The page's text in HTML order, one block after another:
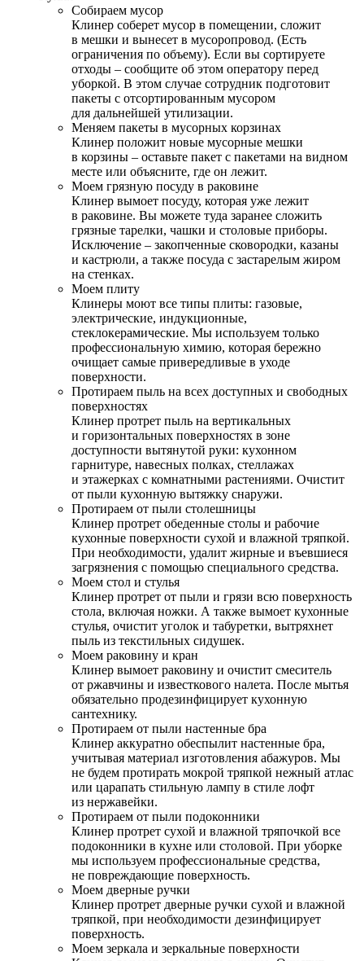
Собираем мусор
Клинер соберет мусор в помещении, сложит
в мешки и вынесет в мусоропровод. (Есть
ограничения по объему). Если вы сортируете
отходы – сообщите об этом оператору перед
уборкой. В этом случае сотрудник подготовит
пакеты с отсортированным мусором
для дальнейшей утилизации.
Меняем пакеты в мусорных корзинах
Клинер положит новые мусорные мешки
в корзины – оставьте пакет с пакетами на видном
месте или объясните, где он лежит.
Моем грязную посуду в раковине
Клинер вымоет посуду, которая уже лежит
в раковине. Вы можете туда заранее сложить
грязные тарелки, чашки и столовые приборы.
Исключение – закопченные сковородки, казаны
и кастрюли, а также посуда с застарелым жиром
на стенках.
Моем плиту
Клинеры моют все типы плиты: газовые,
электрические, индукционные,
стеклокерамические. Мы используем только
профессиональную химию, которая бережно
очищает самые привередливые в уходе
поверхности.
Протираем пыль на всех доступных и свободных
поверхностях
Клинер протрет пыль на вертикальных
и горизонтальных поверхностях в зоне
доступности вытянутой руки: кухонном
гарнитуре, навесных полках, стеллажах
и этажерках с комнатными растениями. Очистит
от пыли кухонную вытяжку снаружи.
Протираем от пыли столешницы
Клинер протрет обеденные столы и рабочие
кухонные поверхности сухой и влажной тряпкой.
При необходимости, удалит жирные и въевшиеся
загрязнения с помощью специального средства.
Моем стол и стулья
Клинер протрет от пыли и грязи всю поверхность
стола, включая ножки. А также вымоет кухонные
стулья, очистит уголок и табуретки, вытряхнет
пыль из текстильных сидушек.
Моем раковину и кран
Клинер вымоет раковину и очистит смеситель
от ржавчины и известкового налета. После мытья
обязательно продезинфицирует кухонную
сантехнику.
Протираем от пыли настенные бра
Клинер аккуратно обеспылит настенные бра,
учитывая материал изготовления абажуров. Мы
не будем протирать мокрой тряпкой нежный атлас
или царапать стильную лампу в стиле лофт
из нержавейки.
Протираем от пыли подоконники
Клинер протрет сухой и влажной тряпочкой все
подоконники в кухне или столовой. При уборке
мы используем профессиональные средства,
не повреждающие поверхность.
Моем дверные ручки
Клинер протрет дверные ручки сухой и влажной
тряпкой, при необходимости дезинфицирует
поверхность.
Моем зеркала и зеркальные поверхности